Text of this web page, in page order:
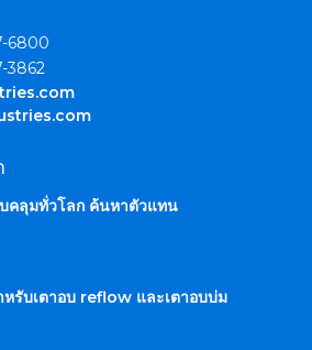
6800
3862
คลุมทั่วโลก ค้นหาตัวแทน
รับเตาอบ reflow และเตาอบบ่ม